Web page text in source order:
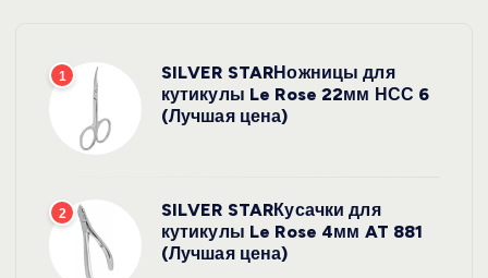
1
SILVER STARНожницы для
кутикулы Le Rose 22мм НСС 6
(Лучшая цена)
2
SILVER STARКусачки для
кутикулы Le Rose 4мм AT 881
(Лучшая цена)